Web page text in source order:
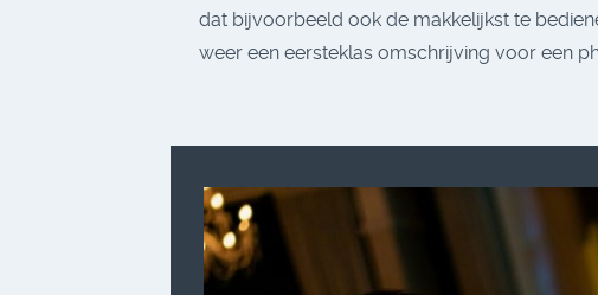
dat bijvoorbeeld ook de makkelijkst te
weer een eersteklas omschrijving voor een